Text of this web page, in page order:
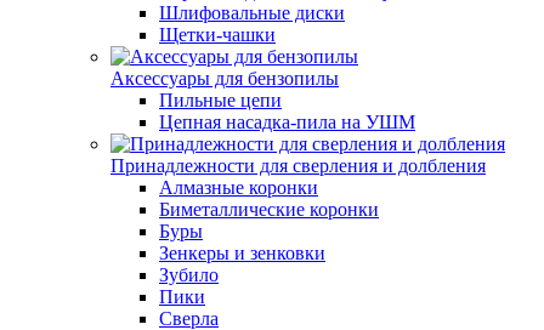
Шлифовальные диски
Щетки-чашки
Аксессуары для бензопилы
Пильные цепи
Цепная насадка-пила на УШМ
Принадлежности для сверления и долбления
Алмазные коронки
Биметаллические коронки
Буры
Зенкеры и зенковки
Зубило
Пики
Сверла